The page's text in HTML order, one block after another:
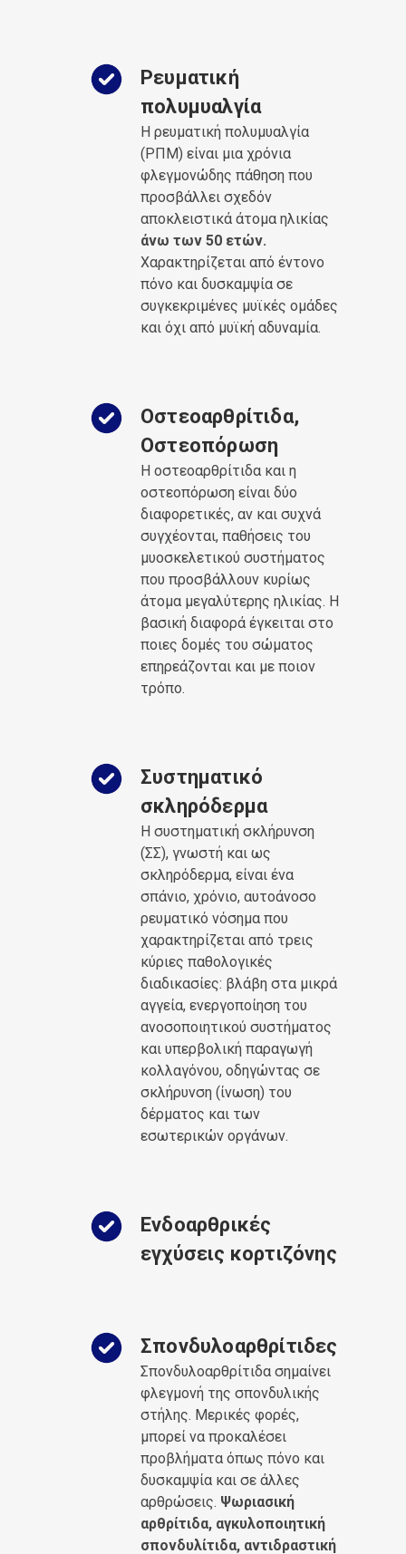
Ρευματική
πολυμυαλγία
Η ρευματική πολυμυαλγία
(ΡΠΜ) είναι μια χρόνια
φλεγμονώδης πάθηση που
προσβάλλει σχεδόν
αποκλειστικά άτομα ηλικίας
άνω των 50 ετών.
Χαρακτηρίζεται από έντονο
πόνο και δυσκαμψία σε
συγκεκριμένες μυϊκές ομάδες
και όχι από μυϊκή αδυναμία.
Οστεοαρθρίτιδα,
Οστεοπόρωση
Η οστεοαρθρίτιδα και η
οστεοπόρωση είναι δύο
διαφορετικές, αν και συχνά
συγχέονται, παθήσεις του
μυοσκελετικού συστήματος
που προσβάλλουν κυρίως
άτομα μεγαλύτερης ηλικίας. Η
βασική διαφορά έγκειται στο
ποιες δομές του σώματος
επηρεάζονται και με ποιον
τρόπο.
Συστηματικό
σκληρόδερμα
Η συστηματική σκλήρυνση
(ΣΣ), γνωστή και ως
σκληρόδερμα, είναι ένα
σπάνιο, χρόνιο, αυτοάνοσο
ρευματικό νόσημα που
χαρακτηρίζεται από τρεις
κύριες παθολογικές
διαδικασίες: βλάβη στα μικρά
αγγεία, ενεργοποίηση του
ανοσοποιητικού συστήματος
και υπερβολική παραγωγή
κολλαγόνου, οδηγώντας σε
σκλήρυνση (ίνωση) του
δέρματος και των
εσωτερικών οργάνων.
Ενδοαρθρικές
εγχύσεις κορτιζόνης
Σπονδυλοαρθρίτιδες
Σπονδυλοαρθρίτιδα σημαίνει
φλεγμονή της σπονδυλικής
στήλης. Μερικές φορές,
μπορεί να προκαλέσει
προβλήματα όπως πόνο και
δυσκαμψία και σε άλλες
αρθρώσεις. Ψωριασική
αρθρίτιδα, αγκυλοποιητική
σπονδυλίτιδα, αντιδραστική